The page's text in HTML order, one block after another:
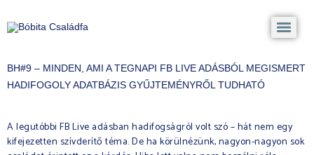
BH#9 – MINDEN, AMI A TEGNAPI FB LIVE ADÁSBÓL MEGISMERT
HADIFOGOLY ADATBÁZIS GYŰJTEMÉNYRŐL TUDHATÓ
A legutóbbi FB Live adásban hadifogságról volt szó – hát nem egy
kifejezetten szívderítő téma. De ha körülnézünk, nagyon-nagyon sok